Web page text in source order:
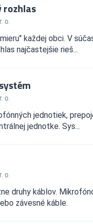
rozhlas
o.
každej obci. V
najčastejšie rieš...
o.
jednotiek,
jednotke. Sys...
o.
druhy káblov.
závesné káble.